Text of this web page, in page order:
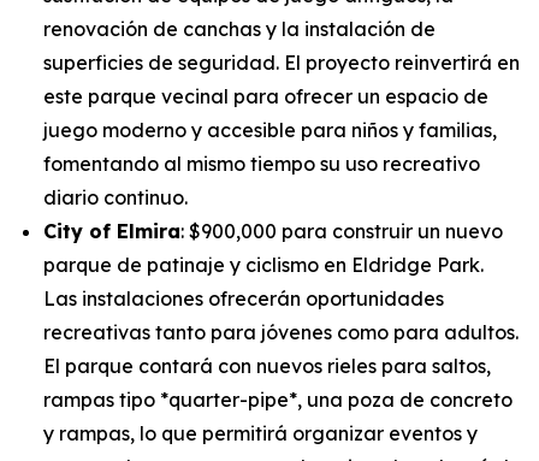
renovación de canchas y la instalación de
superficies de seguridad. El proyecto reinvertirá en
este parque vecinal para ofrecer un espacio de
juego moderno y accesible para niños y familias,
fomentando al mismo tiempo su uso recreativo
diario continuo.
City of Elmira: $900,000 para construir un nuevo
parque de patinaje y ciclismo en Eldridge Park.
Las instalaciones ofrecerán oportunidades
recreativas tanto para jóvenes como para adultos.
El parque contará con nuevos rieles para saltos,
rampas tipo *quarter-pipe*, una poza de concreto
y rampas, lo que permitirá organizar eventos y